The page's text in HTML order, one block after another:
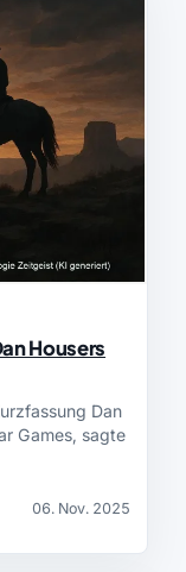
Housers
Dan
Games, sagte
06. Nov. 2025